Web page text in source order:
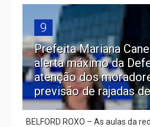
9
Prefeita Mariana
alerta máximo da
atenção dos
previsão de rajadas
BELFORD ROXO – As aulas da